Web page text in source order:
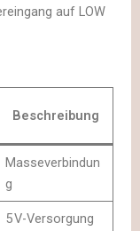
auf LOW
Beschreibung
Masseverbindun
g
5 V-Versorgung